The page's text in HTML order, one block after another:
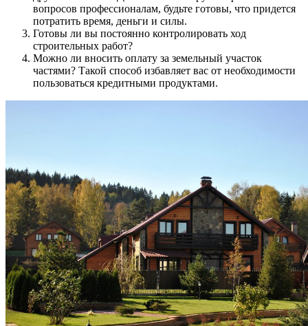
вопросов профессионалам, будьте готовы, что придется
потратить время, деньги и силы.
Готовы ли вы постоянно контролировать ход
строительных работ?
Можно ли вносить оплату за земельный участок
частями? Такой способ избавляет вас от необходимости
пользоваться кредитными продуктами.